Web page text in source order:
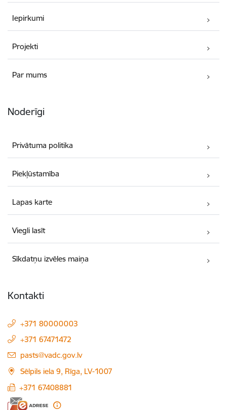
Iepirkumi
Projekti
Par mums
Noderīgi
Privātuma politika
Piekļūstamība
Lapas karte
Viegli lasīt
Sīkdatņu izvēles maiņa
Kontakti
+371 80000003
+371 67471472
E-pasts:
pasts@vadc.gov.lv
Sēlpils iela 9, Rīga, LV-1007
+371 67408881